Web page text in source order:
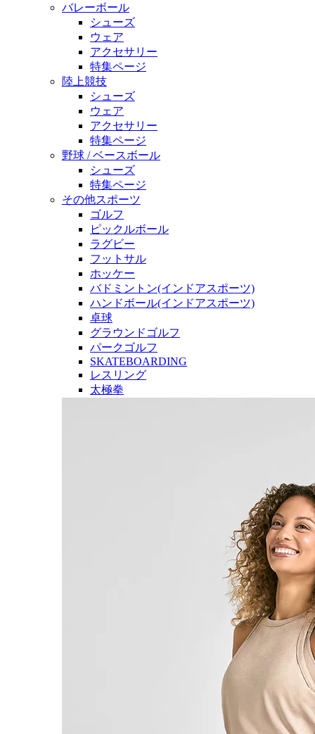
バレーボール
シューズ
ウェア
アクセサリー
特集ページ
陸上競技
シューズ
ウェア
アクセサリー
特集ページ
野球 / ベースボール
シューズ
特集ページ
その他スポーツ
ゴルフ
ピックルボール
ラグビー
フットサル
ホッケー
バドミントン(インドアスポーツ)
ハンドボール(インドアスポーツ)
卓球
グラウンドゴルフ
パークゴルフ
SKATEBOARDING
レスリング
太極拳